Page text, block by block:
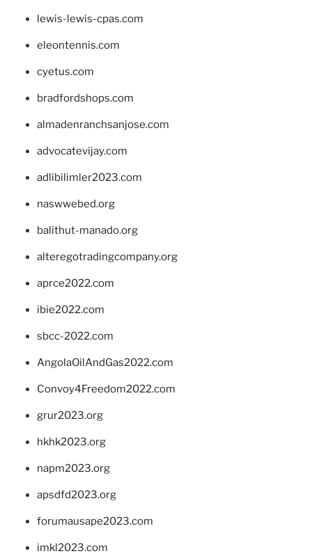
lewis-lewis-cpas.com
eleontennis.com
cyetus.com
bradfordshops.com
almadenranchsanjose.com
advocatevijay.com
adlibilimler2023.com
naswwebed.org
balithut-manado.org
alteregotradingcompany.org
aprce2022.com
ibie2022.com
sbcc-2022.com
AngolaOilAndGas2022.com
Convoy4Freedom2022.com
grur2023.org
hkhk2023.org
napm2023.org
apsdfd2023.org
forumausape2023.com
imkl2023.com